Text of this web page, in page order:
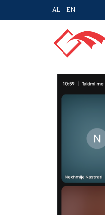
AL EN